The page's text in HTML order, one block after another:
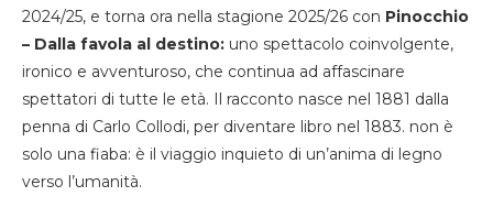
2024/25, e torna ora nella stagione 2025/26 con Pinocchio
– Dalla favola al destino: uno spettacolo coinvolgente,
ironico e avventuroso, che continua ad affascinare
spettatori di tutte le età. Il racconto nasce nel 1881 dalla
penna di Carlo Collodi, per diventare libro nel 1883. non è
solo una fiaba: è il viaggio inquieto di un’anima di legno
verso l’umanità.